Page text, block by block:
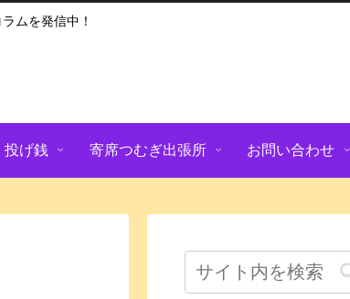
ムを発信中！
投げ銭 寄席つむぎ出張所 お問い合わせ